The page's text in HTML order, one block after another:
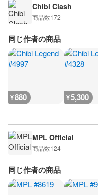
Chibi Clash
商品数172
同じ作者の商品
¥880 ¥5,300
MPL Official
商品数124
同じ作者の商品